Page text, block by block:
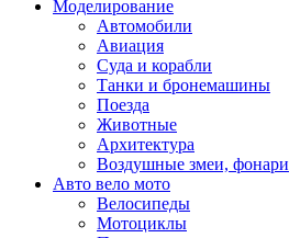
Моделирование
Автомобили
Авиация
Суда и корабли
Танки и бронемашины
Поезда
Животные
Архитектура
Воздушные змеи, фонари
Авто вело мото
Велосипеды
Мотоциклы